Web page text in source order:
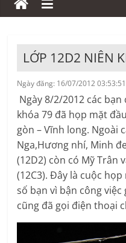
LỚP 12D2 NIÊN
Ngày đăng: 16/07/2012
Ngày 8/2/2012 các
khóa 79 đã họp mặt
gòn – Vĩnh long. Ngoài
Nga,Hương nhí, Minh
(12D2) còn có Mỹ Trân
(12C3). Đây là cuộc
số bạn vì bận công
cũng đã gọi điện thoại